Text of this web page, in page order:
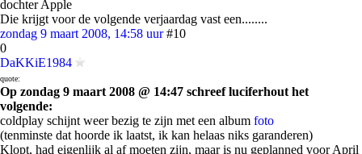
dochter Apple
Die krijgt voor de volgende verjaardag vast een........
zondag 9 maart 2008, 14:58 uur #10
0
DaKKiE1984
quote:
Op zondag 9 maart 2008 @ 14:47 schreef luciferhout het
volgende:
coldplay schijnt weer bezig te zijn met een album foto
(tenminste dat hoorde ik laatst, ik kan helaas niks garanderen)
Klopt, had eigenlijk al af moeten zijn, maar is nu geplanned voor April